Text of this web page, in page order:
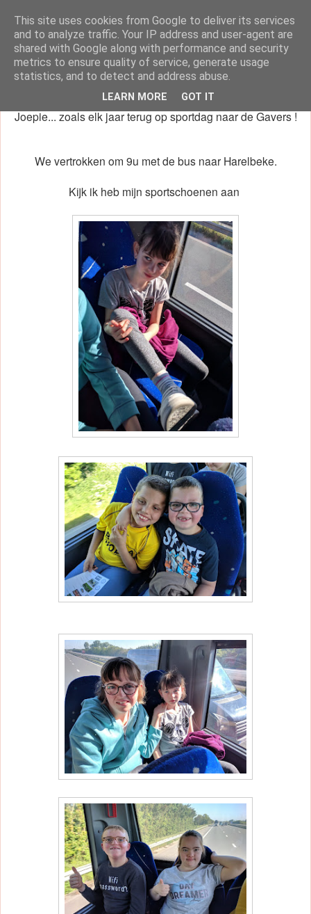
klasblog van juf Dorien
Joepie... zoals elk jaar terug op sportdag naar de Gavers !
We vertrokken om 9u met de bus naar Harelbeke.
Kijk ik heb mijn sportschoenen aan
This site uses cookies from Google to deliver its services
and to analyze traffic. Your IP address and user-agent are
shared with Google along with performance and security
metrics to ensure quality of service, generate usage
statistics, and to detect and address abuse.
LEARN MORE GOT IT